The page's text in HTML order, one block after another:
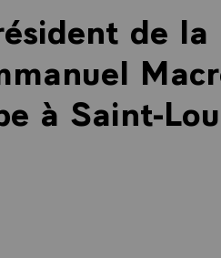
de la
à Saint-